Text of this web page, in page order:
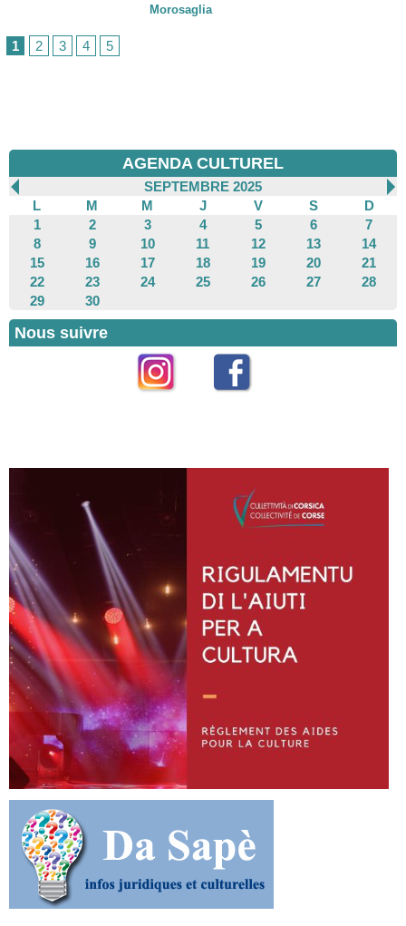
Morosaglia
1 2 3 4 5
AGENDA CULTUREL
SEPTEMBRE 2025
L
M M J V S
D
1
2 3 4 5 6
7
8
9 10 11 12 13
14
15
16 17 18 19 20
21
22
23 24 25 26 27
28
29
30
Nous suivre